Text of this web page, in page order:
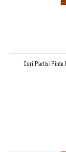
Cari Partisi Pintu